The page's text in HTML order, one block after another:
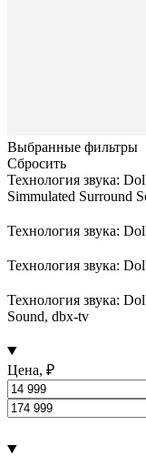
Выбранные фильтры
Сбросить
Технология звука:
Simmulated Surround
Технология звука:
Технология звука:
Технология звука:
Sound, dbx-tv
Цена, ₽